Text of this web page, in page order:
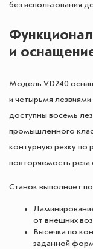
без использования
и
Модель VD240
и четырьмя
доступны восемь
промышленного
контурную резку по
повторяемость реза
Станок выполняет
от внешних
Высечка по
заданной